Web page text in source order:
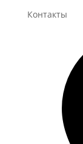
Контакты